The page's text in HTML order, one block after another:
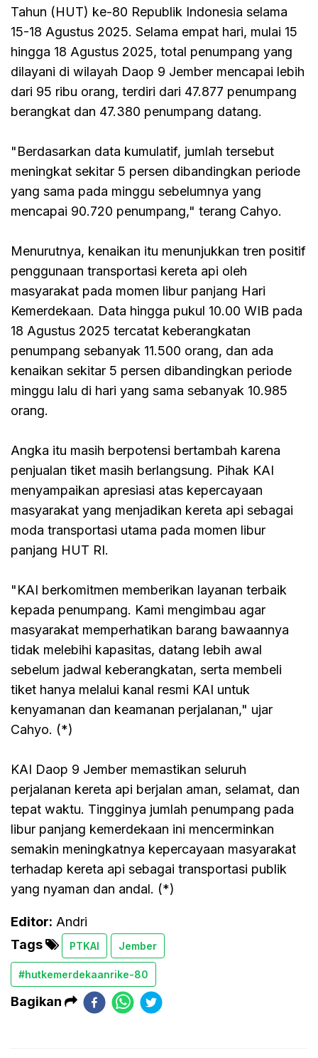
Tahun (HUT) ke-80 Republik Indonesia selama
15-18 Agustus 2025. Selama empat hari, mulai 15
hingga 18 Agustus 2025, total penumpang yang
dilayani di wilayah Daop 9 Jember mencapai lebih
dari 95 ribu orang, terdiri dari 47.877 penumpang
berangkat dan 47.380 penumpang datang.
"Berdasarkan data kumulatif, jumlah tersebut
meningkat sekitar 5 persen dibandingkan periode
yang sama pada minggu sebelumnya yang
mencapai 90.720 penumpang," terang Cahyo.
Menurutnya, kenaikan itu menunjukkan tren positif
penggunaan transportasi kereta api oleh
masyarakat pada momen libur panjang Hari
Kemerdekaan. Data hingga pukul 10.00 WIB pada
18 Agustus 2025 tercatat keberangkatan
penumpang sebanyak 11.500 orang, dan ada
kenaikan sekitar 5 persen dibandingkan periode
minggu lalu di hari yang sama sebanyak 10.985
orang.
Angka itu masih berpotensi bertambah karena
penjualan tiket masih berlangsung. Pihak KAI
menyampaikan apresiasi atas kepercayaan
masyarakat yang menjadikan kereta api sebagai
moda transportasi utama pada momen libur
panjang HUT RI.
"KAI berkomitmen memberikan layanan terbaik
kepada penumpang. Kami mengimbau agar
masyarakat memperhatikan barang bawaannya
tidak melebihi kapasitas, datang lebih awal
sebelum jadwal keberangkatan, serta membeli
tiket hanya melalui kanal resmi KAI untuk
kenyamanan dan keamanan perjalanan," ujar
Cahyo. (*)
KAI Daop 9 Jember memastikan seluruh
perjalanan kereta api berjalan aman, selamat, dan
tepat waktu. Tingginya jumlah penumpang pada
libur panjang kemerdekaan ini mencerminkan
semakin meningkatnya kepercayaan masyarakat
terhadap kereta api sebagai transportasi publik
yang nyaman dan andal. (*)
Editor: Andri
Tags
PTKAI Jember
#hutkemerdekaanrike-80
Bagikan